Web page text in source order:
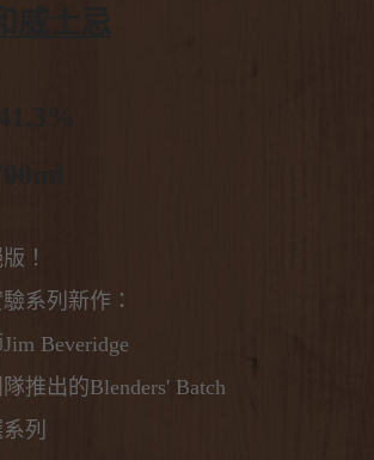
！
系列新作：
Beveridge
推出的Blenders' Batch
列